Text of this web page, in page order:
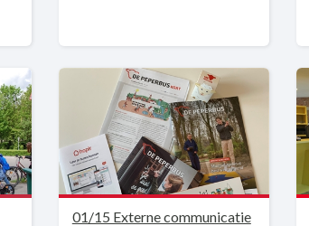
01/15 Externe communicatie